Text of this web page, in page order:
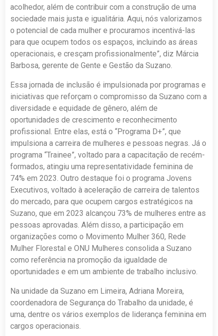
acolhedor, além de contribuir com a construção de uma
sociedade mais justa e igualitária. Aqui, nós valorizamos
o potencial de cada mulher e procuramos incentivá-las
para que ocupem todos os espaços, incluindo as áreas
operacionais, e cresçam profissionalmente”, diz Márcia
Barbosa, gerente de Gente e Gestão da Suzano.
Essa jornada de inclusão é impulsionada por programas e
iniciativas que reforçam o compromisso da Suzano com a
diversidade e equidade de gênero, além de
oportunidades de crescimento e reconhecimento
profissional. Entre elas, está o “Programa D+”, que
impulsiona a carreira de mulheres e pessoas negras. Já o
programa “Trainee”, voltado para a capacitação de recém-
formados, atingiu uma representatividade feminina de
74% em 2023. Outro destaque foi o programa Jovens
Executivos, voltado à aceleração de carreira de talentos
do mercado, para que ocupem cargos estratégicos na
Suzano, que em 2023 alcançou 73% de mulheres entre as
pessoas aprovadas. Além disso, a participação em
organizações como o Movimento Mulher 360, Rede
Mulher Florestal e ONU Mulheres consolida a Suzano
como referência na promoção da igualdade de
oportunidades e em um ambiente de trabalho inclusivo.
Na unidade da Suzano em Limeira, Adriana Moreira,
coordenadora de Segurança do Trabalho da unidade, é
uma, dentre os vários exemplos de liderança feminina em
cargos operacionais.